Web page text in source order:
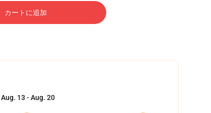
カートに追加
Aug. 13 - Aug. 20